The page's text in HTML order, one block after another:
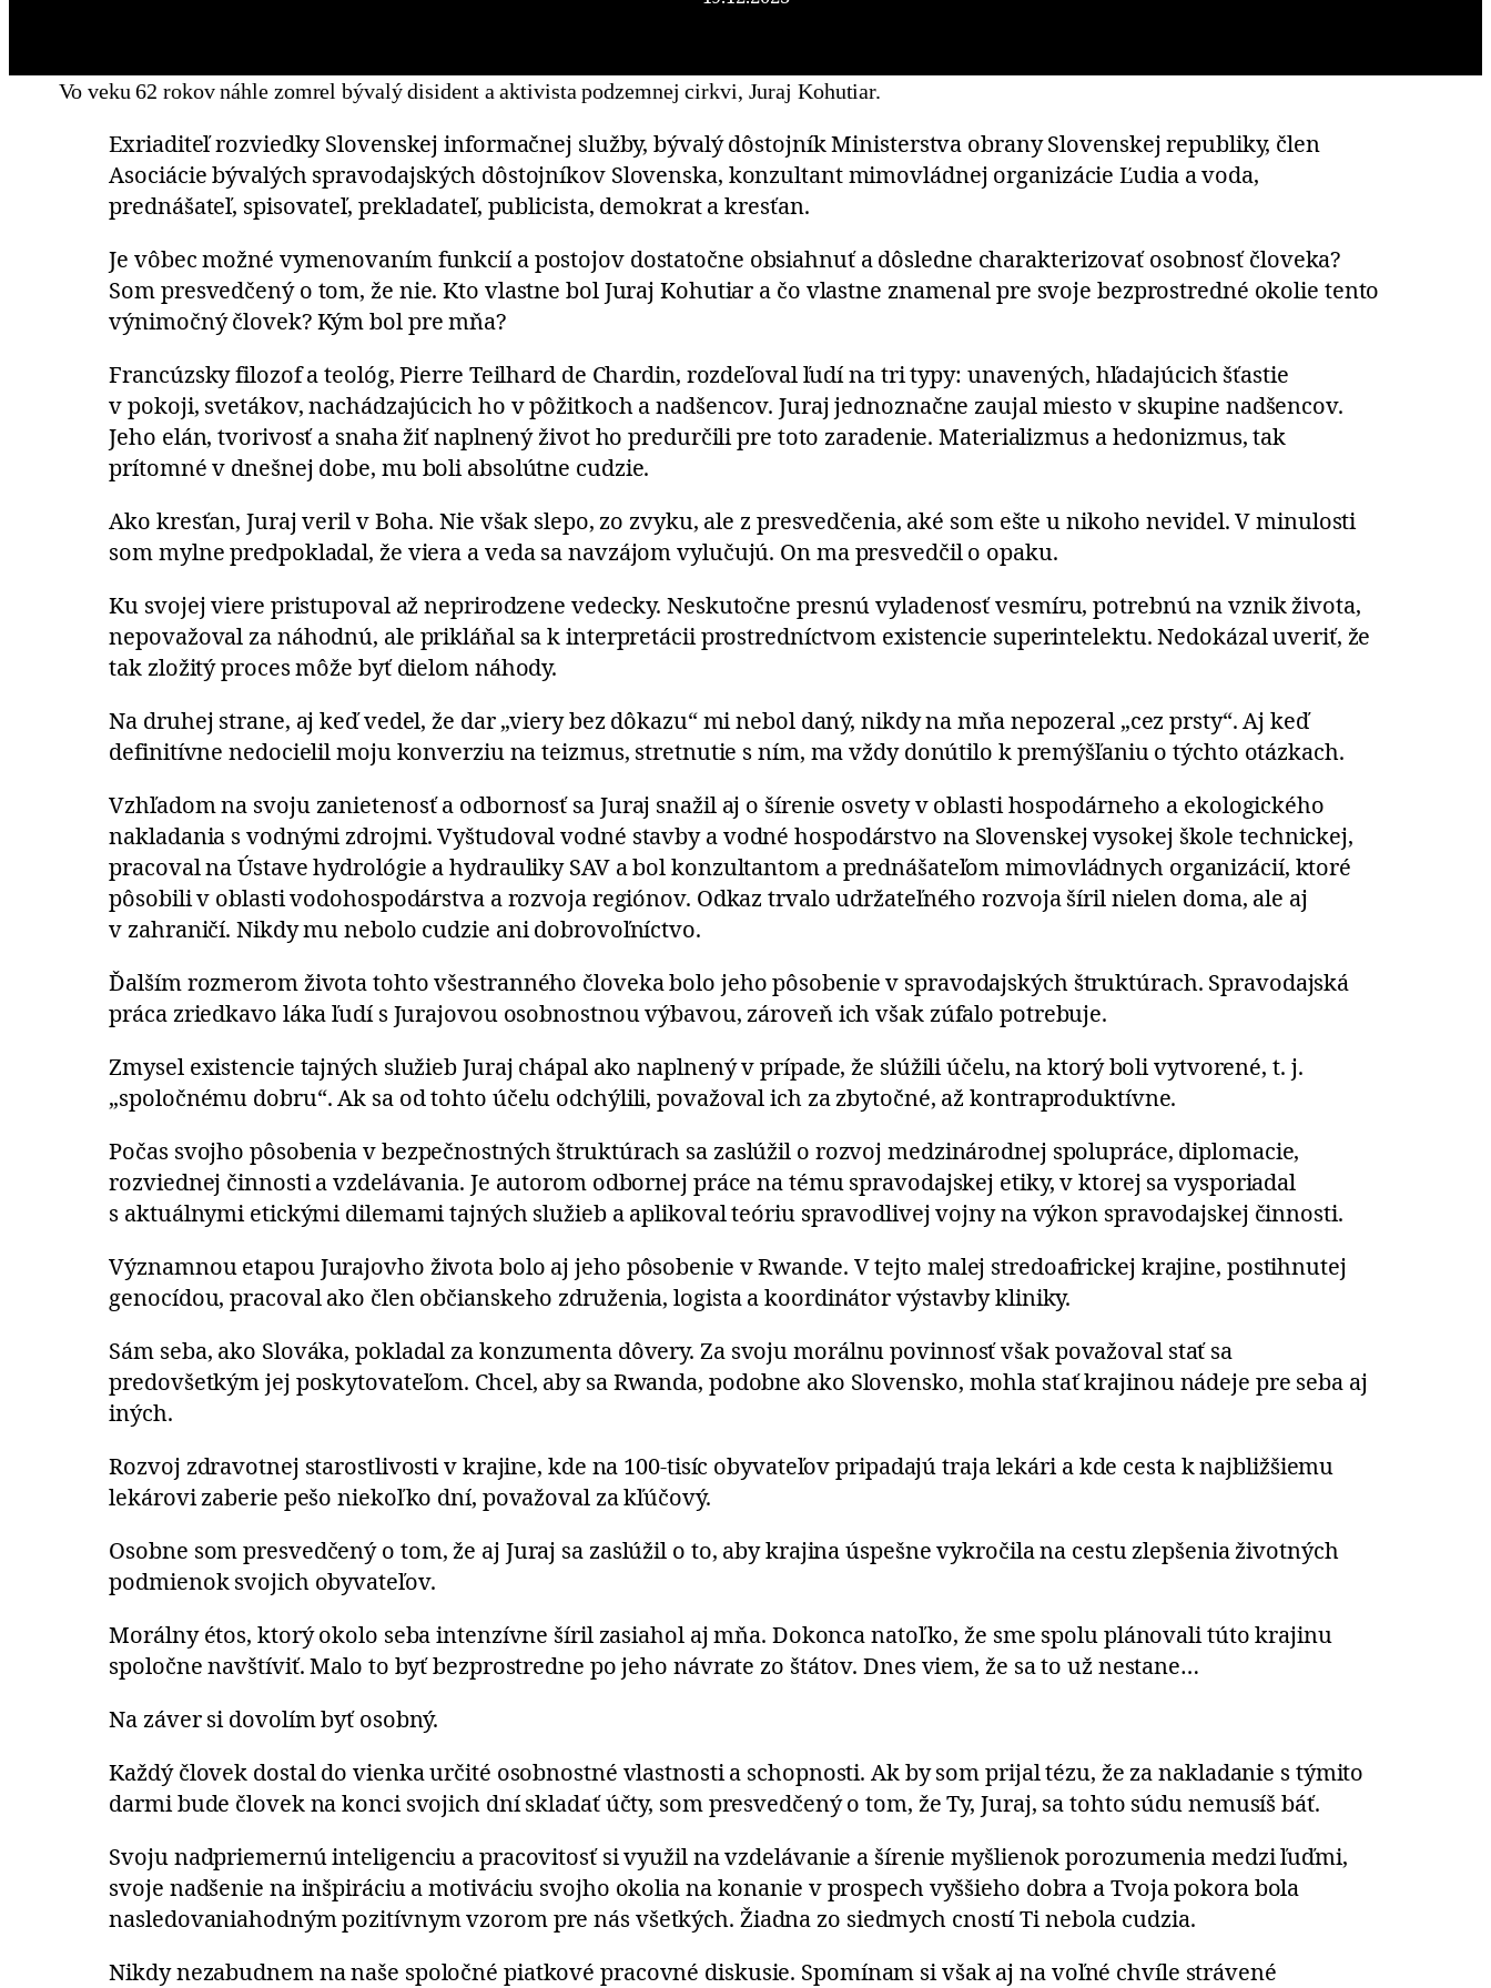
Vo veku 62 rokov náhle zomrel bývalý disident a aktivista podzemnej cirkvi, Juraj Kohutiar.
Exriaditeľ rozviedky Slovenskej informačnej služby, bývalý dôstojník Ministerstva obrany Slovenskej republiky, člen
Asociácie bývalých spravodajských dôstojníkov Slovenska, konzultant mimovládnej organizácie Ľudia a voda,
prednášateľ, spisovateľ, prekladateľ, publicista, demokrat a kresťan.
Je vôbec možné vymenovaním funkcií a postojov dostatočne obsiahnuť a dôsledne charakterizovať osobnosť človeka?
Som presvedčený o tom, že nie. Kto vlastne bol Juraj Kohutiar a čo vlastne znamenal pre svoje bezprostredné okolie tento
výnimočný človek? Kým bol pre mňa?
Francúzsky filozof a teológ, Pierre Teilhard de Chardin, rozdeľoval ľudí na tri typy: unavených, hľadajúcich šťastie
v pokoji, svetákov, nachádzajúcich ho v pôžitkoch a nadšencov. Juraj jednoznačne zaujal miesto v skupine nadšencov.
Jeho elán, tvorivosť a snaha žiť naplnený život ho predurčili pre toto zaradenie. Materializmus a hedonizmus, tak
prítomné v dnešnej dobe, mu boli absolútne cudzie.
Ako kresťan, Juraj veril v Boha. Nie však slepo, zo zvyku, ale z presvedčenia, aké som ešte u nikoho nevidel. V minulosti
som mylne predpokladal, že viera a veda sa navzájom vylučujú. On ma presvedčil o opaku.
Ku svojej viere pristupoval až neprirodzene vedecky. Neskutočne presnú vyladenosť vesmíru, potrebnú na vznik života,
nepovažoval za náhodnú, ale prikláňal sa k interpretácii prostredníctvom existencie superintelektu. Nedokázal uveriť, že
tak zložitý proces môže byť dielom náhody.
Na druhej strane, aj keď vedel, že dar „viery bez dôkazu“ mi nebol daný, nikdy na mňa nepozeral „cez prsty“. Aj keď
definitívne nedocielil moju konverziu na teizmus, stretnutie s ním, ma vždy donútilo k premýšľaniu o týchto otázkach.
Vzhľadom na svoju zanietenosť a odbornosť sa Juraj snažil aj o šírenie osvety v oblasti hospodárneho a ekologického
nakladania s vodnými zdrojmi. Vyštudoval vodné stavby a vodné hospodárstvo na Slovenskej vysokej škole technickej,
pracoval na Ústave hydrológie a hydrauliky SAV a bol konzultantom a prednášateľom mimovládnych organizácií, ktoré
pôsobili v oblasti vodohospodárstva a rozvoja regiónov. Odkaz trvalo udržateľného rozvoja šíril nielen doma, ale aj
v zahraničí. Nikdy mu nebolo cudzie ani dobrovoľníctvo.
Ďalším rozmerom života tohto všestranného človeka bolo jeho pôsobenie v spravodajských štruktúrach. Spravodajská
práca zriedkavo láka ľudí s Jurajovou osobnostnou výbavou, zároveň ich však zúfalo potrebuje.
Zmysel existencie tajných služieb Juraj chápal ako naplnený v prípade, že slúžili účelu, na ktorý boli vytvorené, t. j.
„spoločnému dobru“. Ak sa od tohto účelu odchýlili, považoval ich za zbytočné, až kontraproduktívne.
Počas svojho pôsobenia v bezpečnostných štruktúrach sa zaslúžil o rozvoj medzinárodnej spolupráce, diplomacie,
rozviednej činnosti a vzdelávania. Je autorom odbornej práce na tému spravodajskej etiky, v ktorej sa vysporiadal
s aktuálnymi etickými dilemami tajných služieb a aplikoval teóriu spravodlivej vojny na výkon spravodajskej činnosti.
Významnou etapou Jurajovho života bolo aj jeho pôsobenie v Rwande. V tejto malej stredoafrickej krajine, postihnutej
genocídou, pracoval ako člen občianskeho združenia, logista a koordinátor výstavby kliniky.
Sám seba, ako Slováka, pokladal za konzumenta dôvery. Za svoju morálnu povinnosť však považoval stať sa
predovšetkým jej poskytovateľom. Chcel, aby sa Rwanda, podobne ako Slovensko, mohla stať krajinou nádeje pre seba aj
iných.
Rozvoj zdravotnej starostlivosti v krajine, kde na 100-tisíc obyvateľov pripadajú traja lekári a kde cesta k najbližšiemu
lekárovi zaberie pešo niekoľko dní, považoval za kľúčový.
Osobne som presvedčený o tom, že aj Juraj sa zaslúžil o to, aby krajina úspešne vykročila na cestu zlepšenia životných
podmienok svojich obyvateľov.
Morálny étos, ktorý okolo seba intenzívne šíril zasiahol aj mňa. Dokonca natoľko, že sme spolu plánovali túto krajinu
spoločne navštíviť. Malo to byť bezprostredne po jeho návrate zo štátov. Dnes viem, že sa to už nestane…
Na záver si dovolím byť osobný.
Každý človek dostal do vienka určité osobnostné vlastnosti a schopnosti. Ak by som prijal tézu, že za nakladanie s týmito
darmi bude človek na konci svojich dní skladať účty, som presvedčený o tom, že Ty, Juraj, sa tohto súdu nemusíš báť.
Svoju nadpriemernú inteligenciu a pracovitosť si využil na vzdelávanie a šírenie myšlienok porozumenia medzi ľuďmi,
svoje nadšenie na inšpiráciu a motiváciu svojho okolia na konanie v prospech vyššieho dobra a Tvoja pokora bola
nasledovaniahodným pozitívnym vzorom pre nás všetkých. Žiadna zo siedmych cností Ti nebola cudzia.
Nikdy nezabudnem na naše spoločné piatkové pracovné diskusie. Spomínam si však aj na voľné chvíle strávené